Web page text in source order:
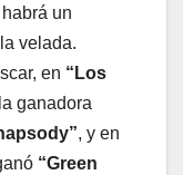
un
velada.
en “Los
ganadora
”, y en
“Green